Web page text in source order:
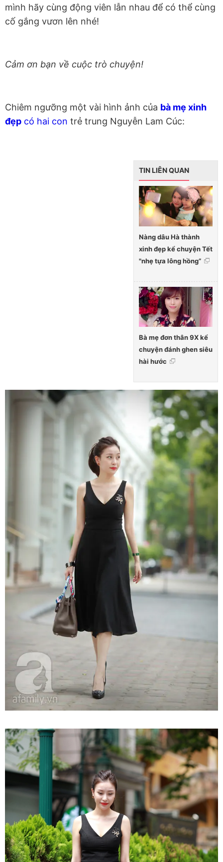
mình hãy cùng động viên lẫn nhau để có thể cùng
cố gắng vươn lên nhé!
Cảm ơn bạn về cuộc trò chuyện!
Chiêm ngưỡng một vài hình ảnh của bà mẹ xinh
đẹp có hai con trẻ trung Nguyễn Lam Cúc:
TIN LIÊN QUAN
Nàng dâu Hà thành
xinh đẹp kể chuyện Tết
"nhẹ tựa lông hồng”
Bà mẹ đơn thân 9X kể
chuyện đánh ghen siêu
hài hước